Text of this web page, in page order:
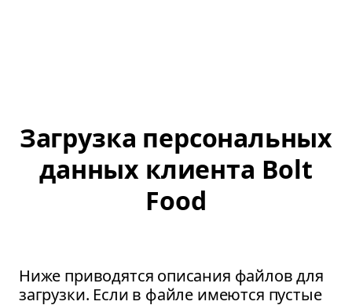
Загрузка персональных
данных клиента Bolt
Food
Ниже приводятся описания файлов для
загрузки. Если в файле имеются пустые